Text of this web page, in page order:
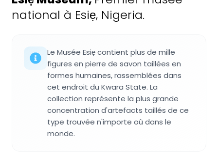
national à Esiẹ, Nigeria.
Le Musée Esiẹ contient plus de mille
figures en pierre de savon taillées en
formes humaines, rassemblées dans
cet endroit du Kwara State. La
collection représente la plus grande
concentration d'artefacts taillés de ce
type trouvée n'importe où dans le
monde.